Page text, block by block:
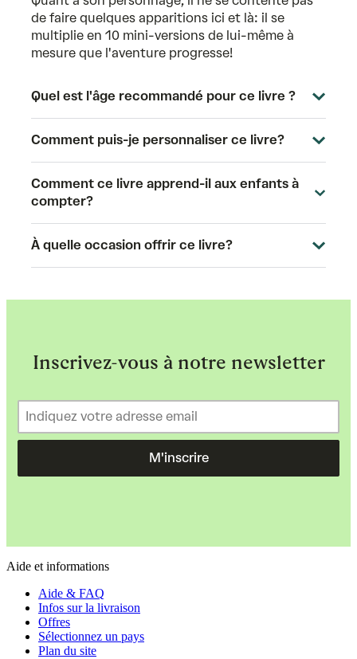
de faire quelques apparitions ici et là: il se
multiplie en 10 mini-versions de lui-même à
mesure que l'aventure progresse!
Quel est l'âge recommandé pour ce livre ?
Comment puis-je personnaliser ce livre?
Comment ce livre apprend-il aux enfants à
compter?
À quelle occasion offrir ce livre?
Inscrivez-vous à notre newsletter
M'inscrire
Aide et informations
Aide & FAQ
Infos sur la livraison
Offres
Sélectionnez un pays
Plan du site